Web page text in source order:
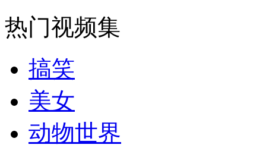
走！跟着总书记去植树
消防员救轻生者
热门视频集
搞笑
美女
动物世界